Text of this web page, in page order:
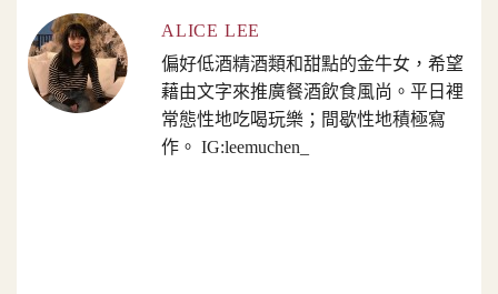
ALICE LEE
偏好低酒精酒類和甜點的金牛女，希望
藉由文字來推廣餐酒飲食風尚。平日裡
常態性地吃喝玩樂；間歇性地積極寫
作。 IG:leemuchen_